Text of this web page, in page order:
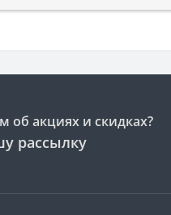
об акциях и скидках?
рассылку